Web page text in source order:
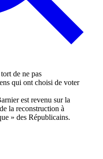
est revenu sur la
la reconstruction à
» des Républicains.